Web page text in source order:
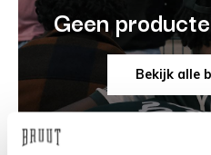
Geen
Bekijk alle